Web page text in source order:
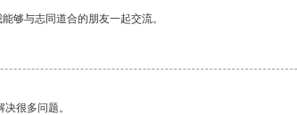
够与志同道合的朋友一起交流。
很多问题。